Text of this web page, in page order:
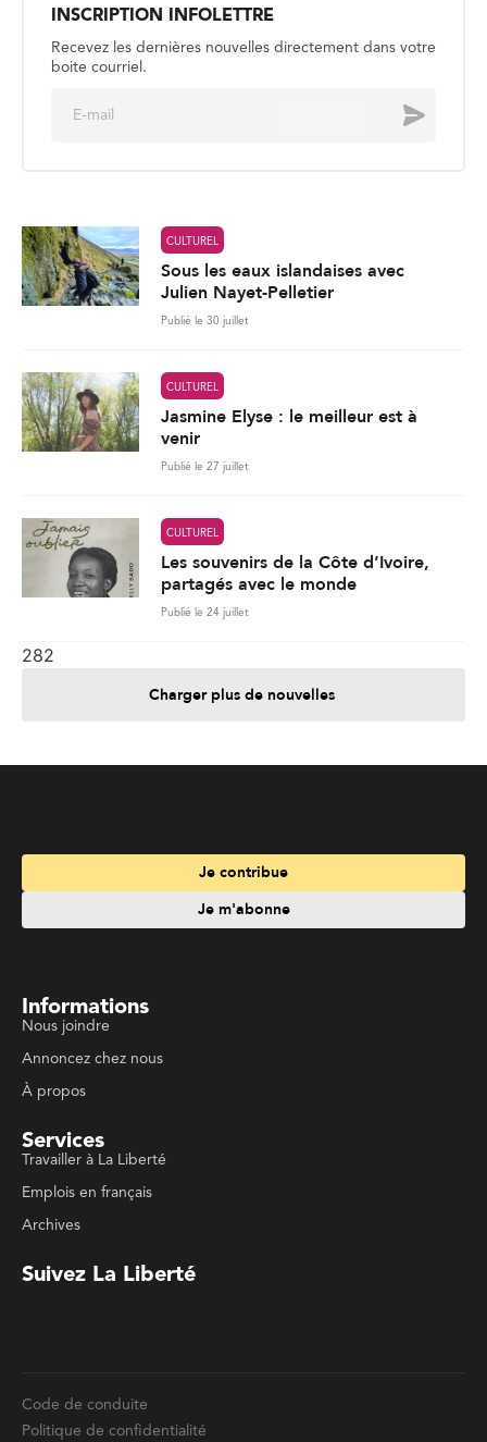
Recevez les dernières nouvelles directement dans votre
boite courriel.
E
Sous les eaux islandaises avec
Julien Nayet-Pelletier
Publié le 30 juillet
Jasmine Elyse : le meilleur est à
venir
Publié le 27 juillet
Les souvenirs de la Côte d’Ivoire,
partagés avec le monde
Publié le 24 juillet
Je m'abonne
Nous joindre
Annoncez chez nous
À propos
Travailler à La Liberté
Emplois en français
Archives
Politique de confidentialité
Politique de droits d'auteurs